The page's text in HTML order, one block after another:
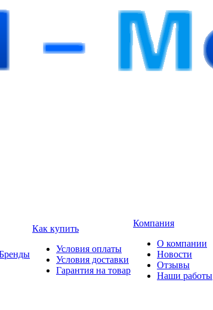
Как купить
Условия оплаты
Условия доставки
Гарантия на товар
Компания
О компании
Новости
Отзывы
Наши работы